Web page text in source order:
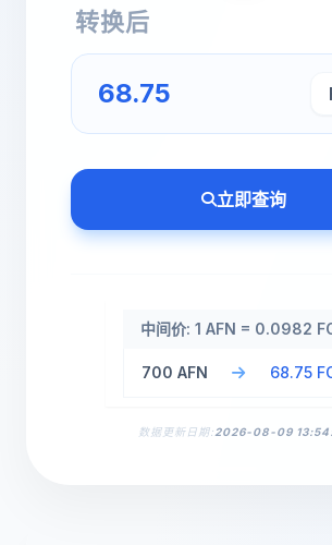
转换后
立即查询
中间价: 1 AFN = 0.0982
700 AFN 68.75
数据更新日期:2026-08-09